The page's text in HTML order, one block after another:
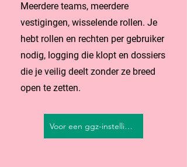
Meerdere teams, meerdere
vestigingen, wisselende rollen. Je
hebt rollen en rechten per gebruiker
nodig, logging die klopt en dossiers
die je veilig deelt zonder ze breed
open te zetten.
Voor een ggz-instelling →